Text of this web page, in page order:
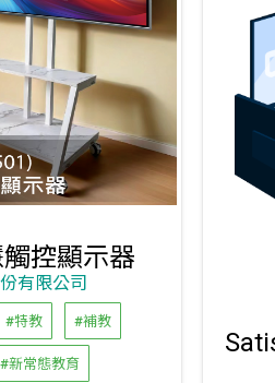
控顯示器
有限公司
#特教 #補教
#新常態教育